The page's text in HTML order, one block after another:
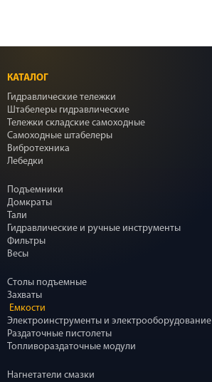
КАТАЛОГ
Гидравлические тележки
Штабелеры гидравлические
Тележки складские самоходные
Самоходные штабелеры
Вибротехника
Лебедки
Подъемники
Домкраты
Тали
Гидравлические и ручные инструменты
Фильтры
Весы
Столы подъемные
Захваты
Емкости
Электроинструменты и электрооборудование
Раздаточные пистолеты
Топливораздаточные модули
Нагнетатели смазки